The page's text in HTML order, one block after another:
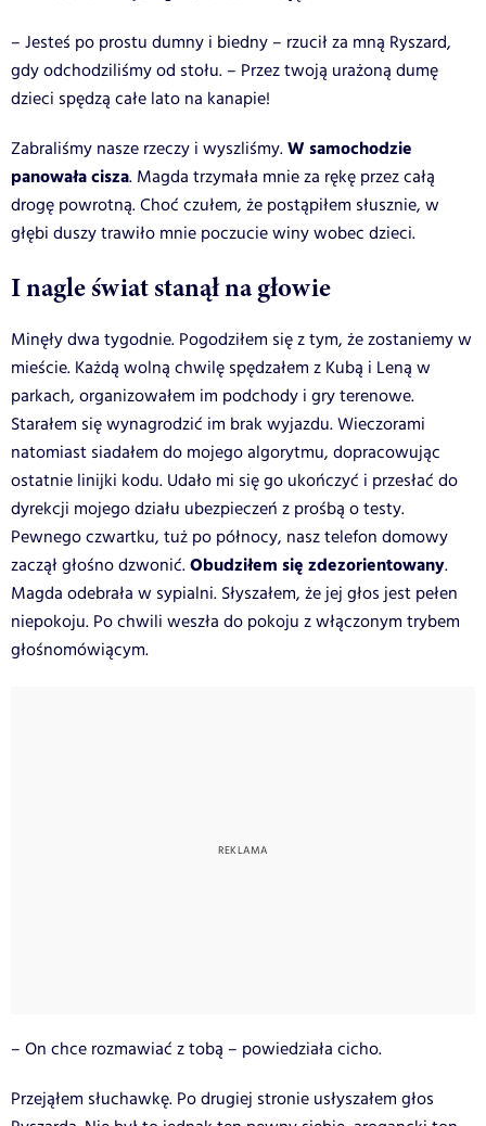
– Jesteś po prostu dumny i biedny – rzucił za mną Ryszard,
gdy odchodziliśmy od stołu. – Przez twoją urażoną dumę
dzieci spędzą całe lato na kanapie!
Zabraliśmy nasze rzeczy i wyszliśmy.W samochodzie
panowała cisza. Magda trzymała mnie za rękę przez całą
drogę powrotną. Choć czułem, że postąpiłem słusznie, w
głębi duszy trawiło mnie poczucie winy wobec dzieci.
I nagle świat stanął na głowie
Minęły dwa tygodnie. Pogodziłem się z tym, że zostaniemy w
mieście. Każdą wolną chwilę spędzałem z Kubą i Leną w
parkach, organizowałem im podchody i gry terenowe.
Starałem się wynagrodzić im brak wyjazdu. Wieczorami
natomiast siadałem do mojego algorytmu, dopracowując
ostatnie linijki kodu. Udało mi się go ukończyć i przesłać do
dyrekcji mojego działu ubezpieczeń z prośbą o testy.
Pewnego czwartku, tuż po północy, nasz telefon domowy
zaczął głośno dzwonić.Obudziłem się zdezorientowany.
Magda odebrała w sypialni. Słyszałem, że jej głos jest pełen
niepokoju. Po chwili weszła do pokoju z włączonym trybem
głośnomówiącym.
– On chce rozmawiać z tobą – powiedziała cicho.
Przejąłem słuchawkę. Po drugiej stronie usłyszałem głos